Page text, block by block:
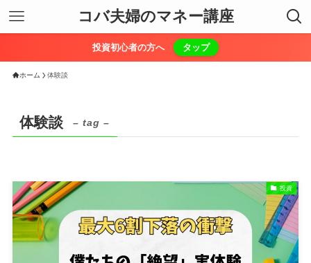
コバ夫婦のマネー講座
投資初心者の方へ タップ
ホーム 体験談
体験談 – tag –
投資